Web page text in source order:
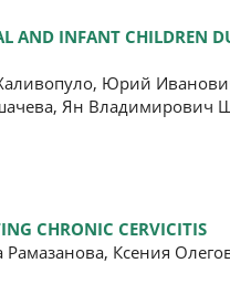
AND INFANT CHILDREN
Юрий
Ян Владимирович
CHRONIC CERVICITIS
Ксения